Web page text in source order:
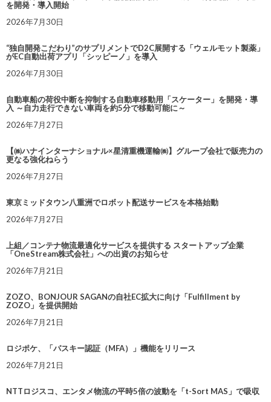
を開発・導入開始
2026年7月30日
“独自開発こだわり”のサプリメントでD2C展開する「ウェルモット製薬」
がEC自動出荷アプリ「シッピーノ」を導入
2026年7月30日
自動車船の荷役中断を抑制する自動車移動用「スケーター」を開発・導
入 ～自力走行できない車両を約5分で移動可能に～
2026年7月27日
【㈱ハナインターナショナル×星清重機運輸㈱】グループ会社で販売力の
更なる強化ねらう
2026年7月27日
東京ミッドタウン八重洲でロボット配送サービスを本格始動
2026年7月27日
上組／コンテナ物流最適化サービスを提供する スタートアップ企業
「OneStream株式会社」への出資のお知らせ
2026年7月21日
ZOZO、BONJOUR SAGANの自社EC拡大に向け「Fulfillment by
ZOZO」を提供開始
2026年7月21日
ロジポケ、「パスキー認証（MFA）」機能をリリース
2026年7月21日
NTTロジスコ、エンタメ物流の平時5倍の波動を「t-Sort MAS」で吸収